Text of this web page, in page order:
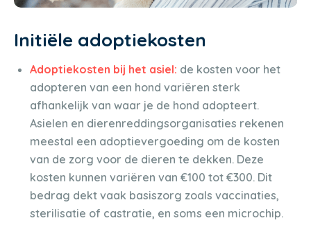
Initiële adoptiekosten
Adoptiekosten bij het asiel: de kosten voor het
adopteren van een hond variëren sterk
afhankelijk van waar je de hond adopteert.
Asielen en dierenreddingsorganisaties rekenen
meestal een adoptievergoeding om de kosten
van de zorg voor de dieren te dekken. Deze
kosten kunnen variëren van €100 tot €300. Dit
bedrag dekt vaak basiszorg zoals vaccinaties,
sterilisatie of castratie, en soms een microchip.